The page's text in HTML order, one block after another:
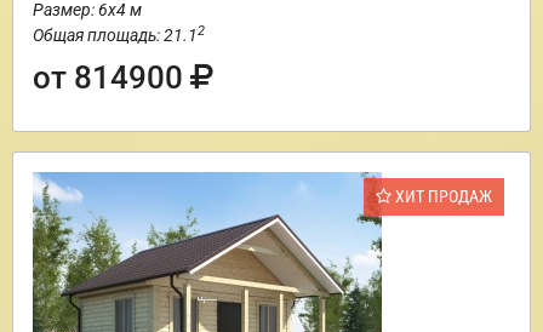
Размер: 6х4 м
Общая площадь: 21.12
от 814900
ХИТ ПРОДАЖ